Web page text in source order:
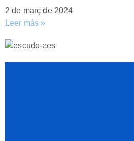
2 de març de 2024
Leer más »